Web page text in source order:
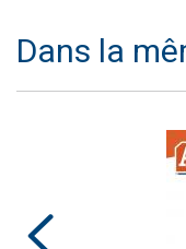
Dans la